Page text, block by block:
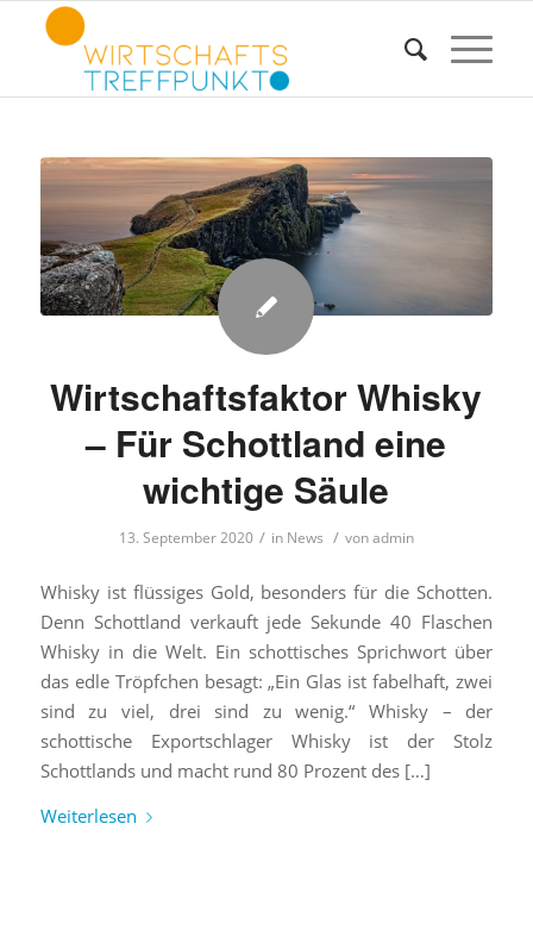
Wirtschaftsfaktor Whisky
– Für Schottland eine
wichtige Säule
13. September 2020 / in News / vonadmin
Whisky ist flüssiges Gold, besonders für die Schotten.
Denn Schottland verkauft jede Sekunde 40 Flaschen
Whisky in die Welt. Ein schottisches Sprichwort über
das edle Tröpfchen besagt: „Ein Glas ist fabelhaft, zwei
sind zu viel, drei sind zu wenig.“ Whisky – der
schottische Exportschlager Whisky ist der Stolz
Schottlands und macht rund 80 Prozent des […]
Weiterlesen